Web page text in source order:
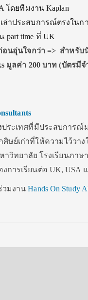
โดยทีมงาน Kaplan
าประสบการณ์ตรงในกา
part time ที่ UK
อนอุ่นใจกว่า => สำหรับ
มูลค่า 200บาท (บัตรมีจ
ระเทศที่มีประสบการณ์
ย์เก่าที่ให้ความไว้วาง
าวิทยาลัย โรงเรียนภา
ารเรียนต่อ UK, USA แ
วมงานHands On Study